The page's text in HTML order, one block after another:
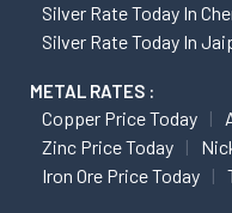
Silver Rate Today In
Silver Rate Today In
METAL RATES :
Copper Price Today
Zinc Price Today
Iron Ore Price Today